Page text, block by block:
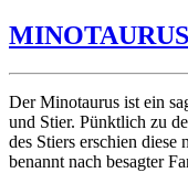
Der Minotaurus ist ein
und Stier. Pünktlich zu
des Stiers erschien
benannt nach besagter